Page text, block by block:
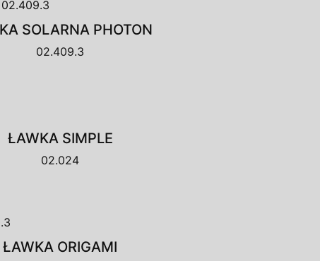
SOLARNA PHOTON
02.409.3
ŁAWKA SIMPLE
02.024
ŁAWKA ORIGAMI